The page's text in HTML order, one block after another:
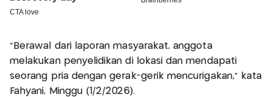
"Berawal dari laporan masyarakat, anggota
melakukan penyelidikan di lokasi dan mendapati
seorang pria dengan gerak-gerik mencurigakan,” kata
Fahyani, Minggu (1/2/2026).